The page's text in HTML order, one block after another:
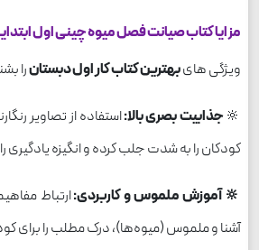
مزایا کتاب صیانت فصل میوه چینی اول
ویژگی هایبهترین کتاب کار اول دبستانرا
🔆جذابیت بصری بالا:استفاده از تصاویر
کودکان را به شدت جلب کرده و انگیزه
🔆 آموزش ملموس و کاربردی:ارتباط
آشنا و ملموس (میوه‌ها)، درک مطلب را برای